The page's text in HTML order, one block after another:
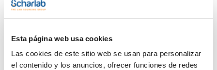
Esta página web usa cookies
Las cookies de este sitio web se usan para personalizar
el contenido y los anuncios, ofrecer funciones de redes
TDS / Ficha técnica
Regístrate para
Regístrate para
SDS/ Hoja de seguridad
Regístrate para
descargas